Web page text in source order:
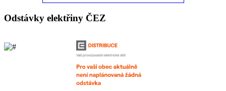
Odstávky elektřiny ČEZ